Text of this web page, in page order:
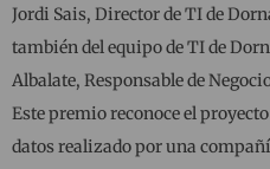
Jordi Sais, Director de TI de
también del equipo de TI de
Albalate, Responsable de
Este premio reconoce el
datos realizado por una